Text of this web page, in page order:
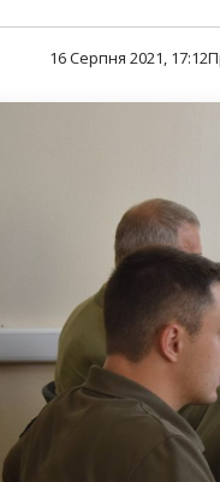
16 Серпня 2021, 17:12